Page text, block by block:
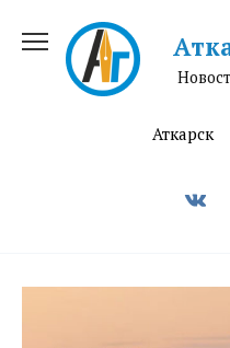
содержанию
Аткарск